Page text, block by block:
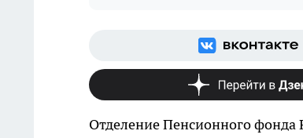
Отделение Пенсионного